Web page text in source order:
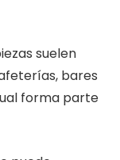
suelen
bares
forma parte